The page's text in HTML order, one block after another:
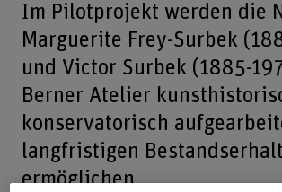
Im Pilotprojekt werden die
Marguerite Frey-Surbek
und Victor Surbek (1885-
Berner Atelier
konservatorisch
langfristigen
ermöglichen.